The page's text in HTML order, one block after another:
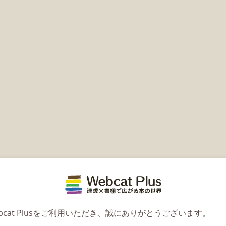
Plusをご利用いただき、誠にありがとうございます。